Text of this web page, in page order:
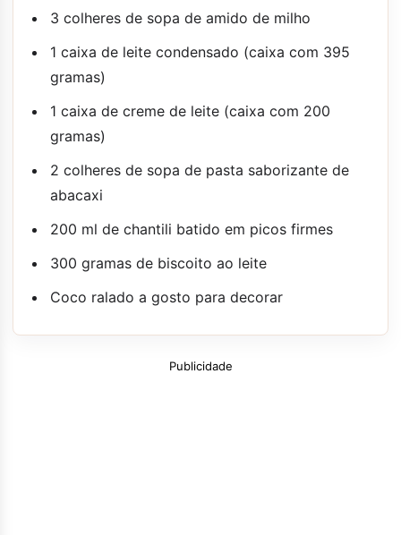
3 colheres de sopa de amido de milho
1 caixa de leite condensado (caixa com 395
gramas)
1 caixa de creme de leite (caixa com 200
gramas)
2 colheres de sopa de pasta saborizante de
abacaxi
200 ml de chantili batido em picos firmes
300 gramas de biscoito ao leite
Coco ralado a gosto para decorar
Publicidade